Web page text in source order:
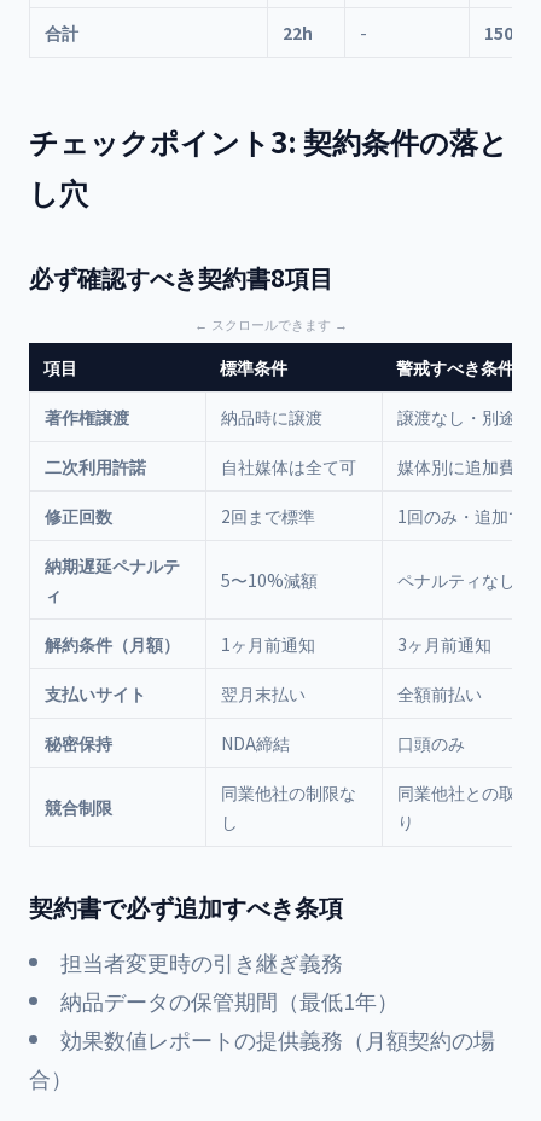
合計 22h -
チェックポイント3: 契約条件の落と
し穴
必ず確認すべき契約書8項目
項目 標準条件 警戒すべき条件
著作権譲渡 納品時に譲渡 譲渡なし・別途費
二次利用許諾 自社媒体は全て可 媒体別に追加費用
修正回数 2回まで標準 1回のみ・追加で
納期遅延ペナルテ
ィ
5〜10%減額 ペナルティなし
解約条件（月額） 1ヶ月前通知 3ヶ月前通知
支払いサイト 翌月末払い 全額前払い
秘密保持 NDA締結 口頭のみ
競合制限
同業他社の制限な
し
同業他社との取引
り
契約書で必ず追加すべき条項
担当者変更時の引き継ぎ義務
納品データの保管期間（最低1年）
効果数値レポートの提供義務（月額契約の場
合）